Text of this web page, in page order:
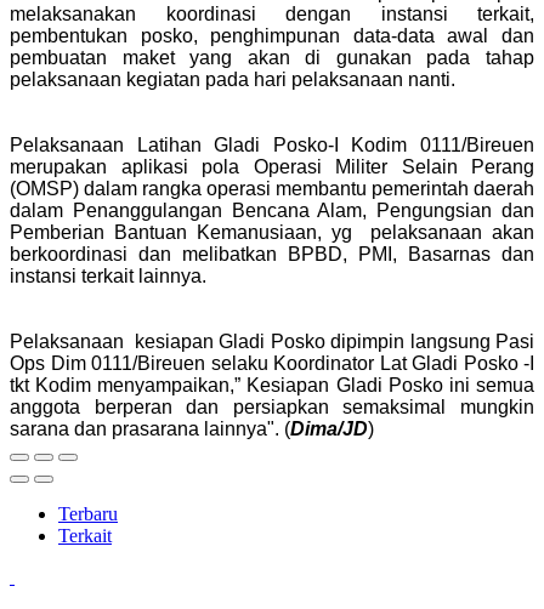
melaksanakan koordinasi dengan instansi terkait,
pembentukan posko, penghimpunan data-data awal dan
pembuatan maket yang akan di gunakan pada tahap
pelaksanaan kegiatan pada hari pelaksanaan nanti.
Pelaksanaan Latihan Gladi Posko-I Kodim 0111/Bireuen
merupakan aplikasi pola Operasi Militer Selain Perang
(OMSP) dalam rangka operasi membantu pemerintah daerah
dalam Penanggulangan Bencana Alam, Pengungsian dan
Pemberian Bantuan Kemanusiaan, yg pelaksanaan akan
berkoordinasi dan melibatkan BPBD, PMI, Basarnas dan
instansi terkait lainnya.
Pelaksanaan kesiapan Gladi Posko dipimpin langsung Pasi
Ops Dim 0111/Bireuen selaku Koordinator Lat Gladi Posko -I
tkt Kodim menyampaikan,” Kesiapan Gladi Posko ini semua
anggota berperan dan persiapkan semaksimal mungkin
sarana dan prasarana lainnya". (Dima/JD)
Terbaru
Terkait